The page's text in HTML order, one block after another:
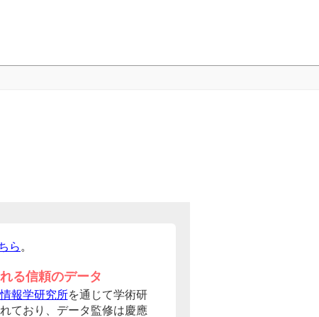
ら 。
る信頼のデータ
報学研究所を通じて学術研
ており、データ監修は慶應